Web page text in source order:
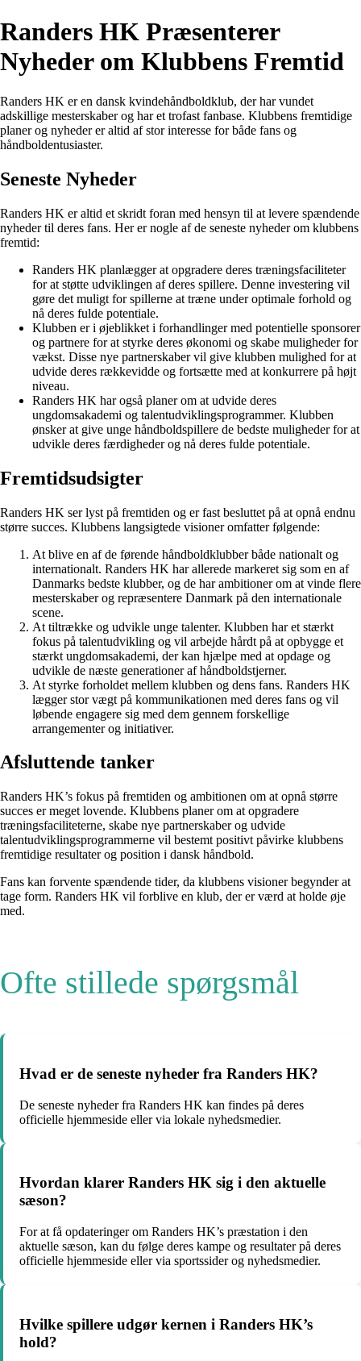
Randers HK Præsenterer
Nyheder om Klubbens Fremtid
Randers HK er en dansk kvindehåndboldklub, der har vundet
adskillige mesterskaber og har et trofast fanbase. Klubbens fremtidige
planer og nyheder er altid af stor interesse for både fans og
håndboldentusiaster.
Seneste Nyheder
Randers HK er altid et skridt foran med hensyn til at levere spændende
nyheder til deres fans. Her er nogle af de seneste nyheder om klubbens
fremtid:
Randers HK planlægger at opgradere deres træningsfaciliteter
for at støtte udviklingen af deres spillere. Denne investering vil
gøre det muligt for spillerne at træne under optimale forhold og
nå deres fulde potentiale.
Klubben er i øjeblikket i forhandlinger med potentielle sponsorer
og partnere for at styrke deres økonomi og skabe muligheder for
vækst. Disse nye partnerskaber vil give klubben mulighed for at
udvide deres rækkevidde og fortsætte med at konkurrere på højt
niveau.
Randers HK har også planer om at udvide deres
ungdomsakademi og talentudviklingsprogrammer. Klubben
ønsker at give unge håndboldspillere de bedste muligheder for at
udvikle deres færdigheder og nå deres fulde potentiale.
Fremtidsudsigter
Randers HK ser lyst på fremtiden og er fast besluttet på at opnå endnu
større succes. Klubbens langsigtede visioner omfatter følgende:
At blive en af de førende håndboldklubber både nationalt og
internationalt. Randers HK har allerede markeret sig som en af
Danmarks bedste klubber, og de har ambitioner om at vinde flere
mesterskaber og repræsentere Danmark på den internationale
scene.
At tiltrække og udvikle unge talenter. Klubben har et stærkt
fokus på talentudvikling og vil arbejde hårdt på at opbygge et
stærkt ungdomsakademi, der kan hjælpe med at opdage og
udvikle de næste generationer af håndboldstjerner.
At styrke forholdet mellem klubben og dens fans. Randers HK
lægger stor vægt på kommunikationen med deres fans og vil
løbende engagere sig med dem gennem forskellige
arrangementer og initiativer.
Afsluttende tanker
Randers HK’s fokus på fremtiden og ambitionen om at opnå større
succes er meget lovende. Klubbens planer om at opgradere
træningsfaciliteterne, skabe nye partnerskaber og udvide
talentudviklingsprogrammerne vil bestemt positivt påvirke klubbens
fremtidige resultater og position i dansk håndbold.
Fans kan forvente spændende tider, da klubbens visioner begynder at
tage form. Randers HK vil forblive en klub, der er værd at holde øje
med.
Ofte stillede spørgsmål
Hvad er de seneste nyheder fra Randers HK?
De seneste nyheder fra Randers HK kan findes på deres
officielle hjemmeside eller via lokale nyhedsmedier.
Hvordan klarer Randers HK sig i den aktuelle
sæson?
For at få opdateringer om Randers HK’s præstation i den
aktuelle sæson, kan du følge deres kampe og resultater på deres
officielle hjemmeside eller via sportssider og nyhedsmedier.
Hvilke spillere udgør kernen i Randers HK’s
hold?